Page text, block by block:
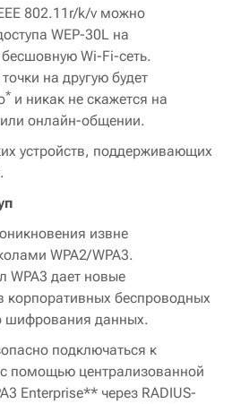
802.11r/k/v можно
WEP-30L на
Wi-Fi-сеть.
на другую будет
* и никак не скажется на
онлайн-общении.
устройств, поддерживающих
извне
WPA2/WPA3.
WPA3 дает новые
беспроводных
шифрования данных.
подключаться к
помощью централизованной
Enterprise** через RADIUS-